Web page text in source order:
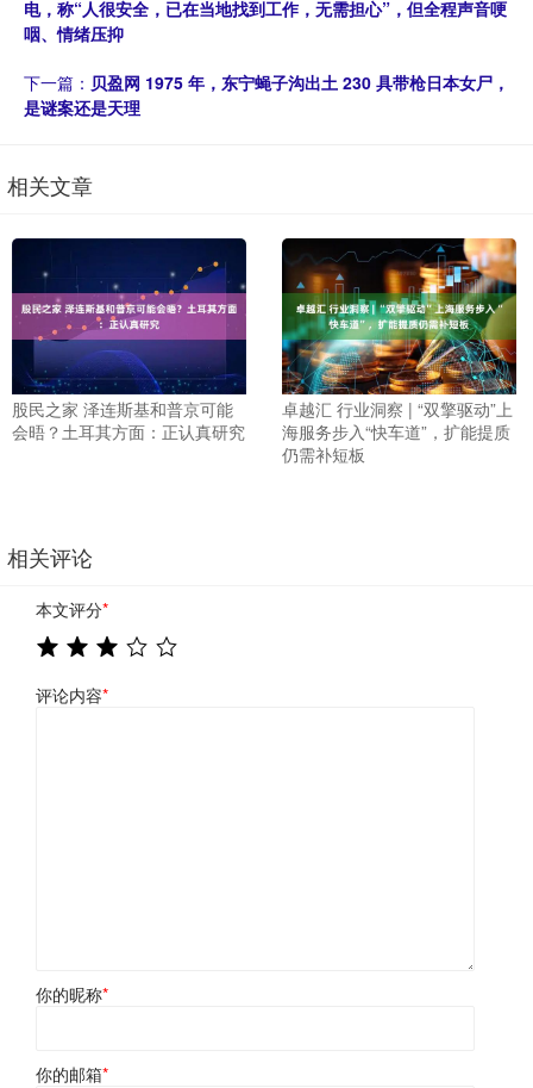
电，称“人很安全，已在当地找到工作，无需担心”，但全程声音哽
咽、情绪压抑
下一篇： 贝盈网 1975 年，东宁蝇子沟出土 230 具带枪日本女尸，
是谜案还是天理
相关文章
股民之家 泽连斯基和普京可能
会晤？土耳其方面：正认真研究
卓越汇 行业洞察 | “双擎驱动”上
海服务步入“快车道”，扩能提质
仍需补短板
相关评论
本文评分*
评论内容*
你的昵称*
你的邮箱*